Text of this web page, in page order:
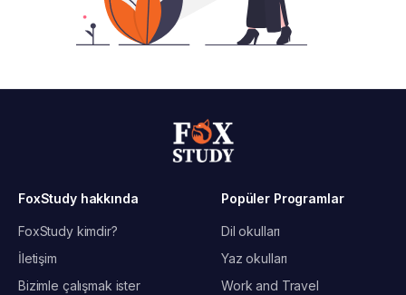
FoxStudy hakkında
FoxStudy kimdir?
İletişim
Bizimle çalışmak ister
Popüler Programlar
Dil okulları
Yaz okulları
Work and Travel